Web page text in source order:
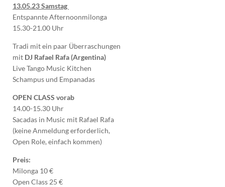
13.05.23 Samstag
Entspannte Afternoonmilonga
15.30-21.00 Uhr
Tradi mit ein paar Überraschungen
mit DJ Rafael Rafa (Argentina)
Live Tango Music Kitchen
Schampus und Empanadas
OPEN CLASS vorab
14.00-15.30 Uhr
Sacadas in Music mit Rafael Rafa
(keine Anmeldung erforderlich,
Open Role, einfach kommen)
Preis:
Milonga 10 €
Open Class 25 €